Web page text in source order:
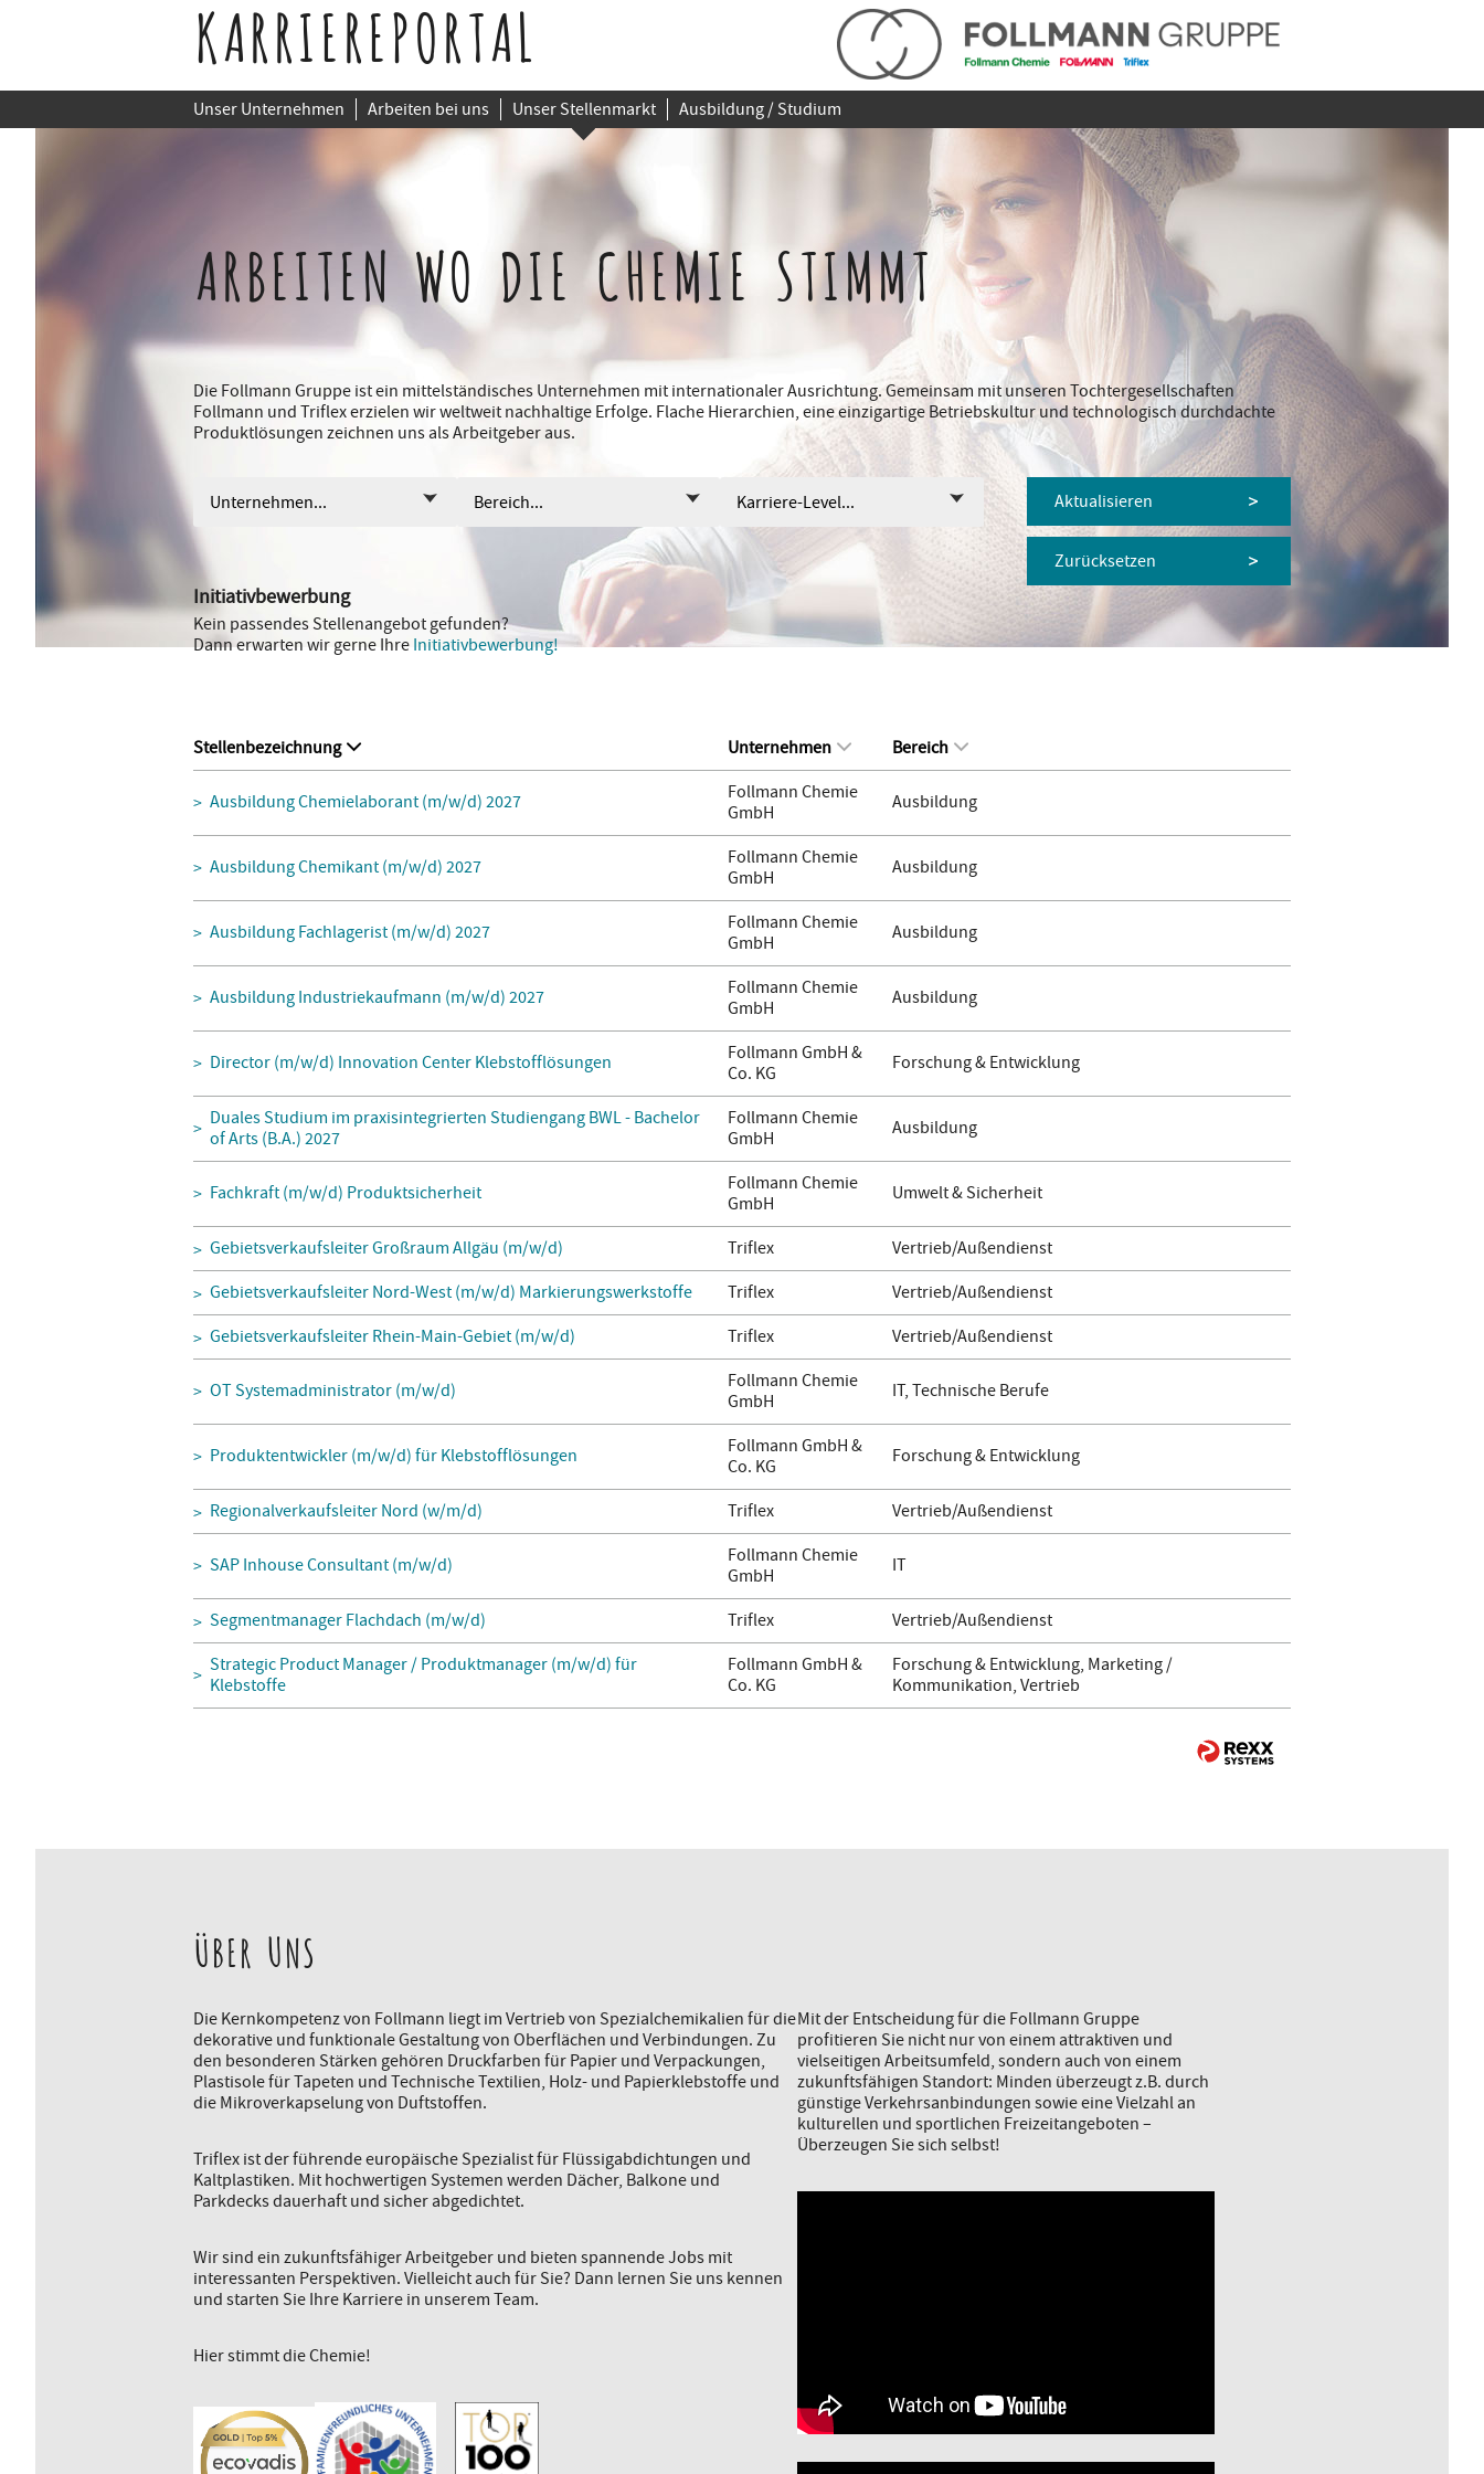
KARRIEREPORTAL
Unser Unternehmen Arbeiten bei uns Unser Stellenmarkt Ausbildung / Studium
ARBEITEN WO DIE CHEMIE STIMMT
Die Follmann Gruppe ist ein mittelständisches Unternehmen mit internationaler Ausrichtung. Gemeinsam mit unseren Tochtergesellschaften
Follmann und Triflex erzielen wir weltweit nachhaltige Erfolge. Flache Hierarchien, eine einzigartige Betriebskultur und technologisch durchdachte
Produktlösungen zeichnen uns als Arbeitgeber aus.
Unternehmen... Bereich... Karriere-Level... Aktualisieren
Zurücksetzen
Initiativbewerbung
Kein passendes Stellenangebot gefunden?
Dann erwarten wir gerne Ihre Initiativbewerbung!
Stellenbezeichnung Unternehmen Bereich
Ausbildung Chemielaborant (m/w/d) 2027
Follmann Chemie
GmbH
Ausbildung
Ausbildung Chemikant (m/w/d) 2027
Follmann Chemie
GmbH
Ausbildung
Ausbildung Fachlagerist (m/w/d) 2027
Follmann Chemie
GmbH
Ausbildung
Ausbildung Industriekaufmann (m/w/d) 2027
Follmann Chemie
GmbH
Ausbildung
Director (m/w/d) Innovation Center Klebstofflösungen
Follmann GmbH &
Co. KG
Forschung & Entwicklung
Duales Studium im praxisintegrierten Studiengang BWL - Bachelor
of Arts (B.A.) 2027
Follmann Chemie
GmbH
Ausbildung
Fachkraft (m/w/d) Produktsicherheit
Follmann Chemie
GmbH
Umwelt & Sicherheit
Gebietsverkaufsleiter Großraum Allgäu (m/w/d) Triflex
Vertrieb/Außendienst
Gebietsverkaufsleiter Nord-West (m/w/d) Markierungswerkstoffe
Triflex
Vertrieb/Außendienst
Gebietsverkaufsleiter Rhein-Main-Gebiet (m/w/d)
Triflex Vertrieb/Außendienst
OT Systemadministrator (m/w/d)
Follmann Chemie
GmbH
IT, Technische Berufe
Produktentwickler (m/w/d) für Klebstofflösungen
Follmann GmbH &
Co. KG
Forschung & Entwicklung
Regionalverkaufsleiter Nord (w/m/d) Triflex Vertrieb/Außendienst
SAP Inhouse Consultant (m/w/d)
Follmann Chemie
GmbH
IT
Segmentmanager Flachdach (m/w/d) Triflex
Vertrieb/Außendienst
Strategic Product Manager / Produktmanager (m/w/d) für
Klebstoffe
Follmann GmbH &
Co. KG
Forschung & Entwicklung, Marketing /
Kommunikation, Vertrieb
ÜBER UNS
Die Kernkompetenz von Follmann liegt im Vertrieb von Spezialchemikalien für die
dekorative und funktionale Gestaltung von Oberflächen und Verbindungen. Zu
den besonderen Stärken gehören Druckfarben für Papier und Verpackungen,
Plastisole für Tapeten und Technische Textilien, Holz- und Papierklebstoffe und
die Mikroverkapselung von Duftstoffen.
Triflex ist der führende europäische Spezialist für Flüssigabdichtungen und
Kaltplastiken. Mit hochwertigen Systemen werden Dächer, Balkone und
Parkdecks dauerhaft und sicher abgedichtet.
Wir sind ein zukunftsfähiger Arbeitgeber und bieten spannende Jobs mit
interessanten Perspektiven. Vielleicht auch für Sie? Dann lernen Sie uns kennen
und starten Sie Ihre Karriere in unserem Team.
Hier stimmt die Chemie!
Mit der Entscheidung für die Follmann Gruppe
profitieren Sie nicht nur von einem attraktiven und
vielseitigen Arbeitsumfeld, sondern auch von einem
zukunftsfähigen Standort: Minden überzeugt z.B. durch
günstige Verkehrsanbindungen sowie eine Vielzahl an
kulturellen und sportlichen Freizeitangeboten –
Überzeugen Sie sich selbst!